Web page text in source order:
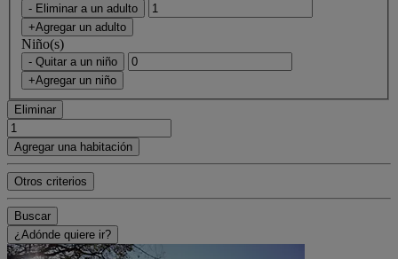
- Eliminar a un adulto
+Agregar un adulto
Niño(s)
- Quitar a un niño
+Agregar un niño
Eliminar
Agregar una habitación
Otros criterios
Buscar
¿Adónde quiere ir?